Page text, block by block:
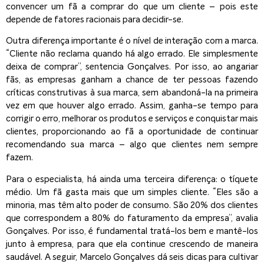
convencer um fã a comprar do que um cliente – pois este
depende de fatores racionais para decidir-se.
Outra diferença importante é o nível de interação com a marca.
“Cliente não reclama quando há algo errado. Ele simplesmente
deixa de comprar”, sentencia Gonçalves. Por isso, ao angariar
fãs, as empresas ganham a chance de ter pessoas fazendo
críticas construtivas à sua marca, sem abandoná-la na primeira
vez em que houver algo errado. Assim, ganha-se tempo para
corrigir o erro, melhorar os produtos e serviços e conquistar mais
clientes, proporcionando ao fã a oportunidade de continuar
recomendando sua marca – algo que clientes nem sempre
fazem.
Para o especialista, há ainda uma terceira diferença: o tíquete
médio. Um fã gasta mais que um simples cliente. “Eles são a
minoria, mas têm alto poder de consumo. São 20% dos clientes
que correspondem a 80% do faturamento da empresa”, avalia
Gonçalves. Por isso, é fundamental tratá-los bem e mantê-los
junto à empresa, para que ela continue crescendo de maneira
saudável. A seguir, Marcelo Gonçalves dá seis dicas para cultivar